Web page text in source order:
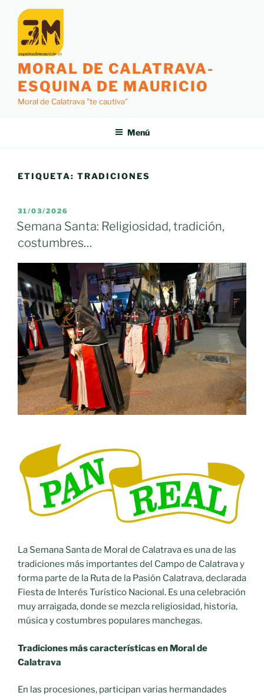
contenido
MORAL DE CALATRAVA-
ESQUINA DE MAURICIO
Moral de Calatrava "te cautiva"
Menú
ETIQUETA: TRADICIONES
PUBLICADO
EL
31/03/2026
Semana Santa: Religiosidad, tradición,
costumbres…
La Semana Santa de Moral de Calatrava es una de las
tradiciones más importantes del Campo de Calatrava y
forma parte de la Ruta de la Pasión Calatrava, declarada
Fiesta de Interés Turístico Nacional. Es una celebración
muy arraigada, donde se mezcla religiosidad, historia,
música y costumbres populares manchegas.
Tradiciones más características en Moral de
Calatrava
En las procesiones, participan varias hermandades